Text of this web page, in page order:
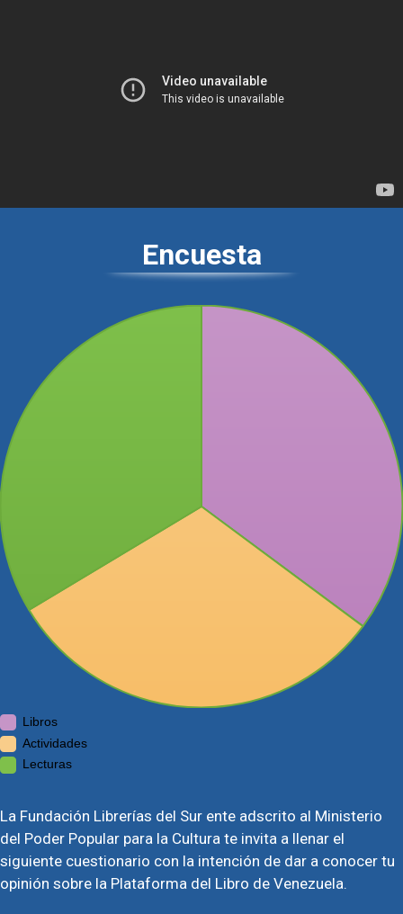
Encuesta
Libros
Actividades
Lecturas
La Fundación Librerías del Sur ente adscrito al Ministerio
del Poder Popular para la Cultura te invita a llenar el
siguiente cuestionario con la intención de dar a conocer tu
opinión sobre la Plataforma del Libro de Venezuela.